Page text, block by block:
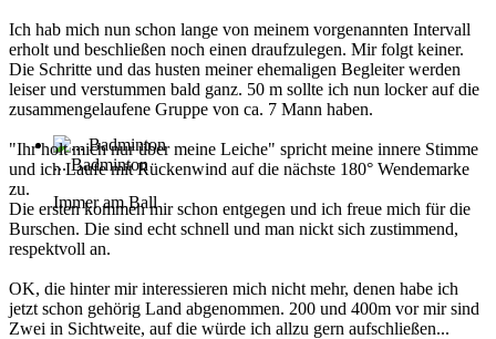
... Badminton
Immer am Ball
Ich hab mich nun schon lange von meinem vorgenannten Intervall
erholt und beschließen noch einen draufzulegen. Mir folgt keiner.
Die Schritte und das husten meiner ehemaligen Begleiter werden
leiser und verstummen bald ganz. 50 m sollte ich nun locker auf die
zusammengelaufene Gruppe von ca. 7 Mann haben.
"Ihr holt mich nur über meine Leiche" spricht meine innere Stimme
und ich Laufe mit Rückenwind auf die nächste 180° Wendemarke
zu.
Die ersten kommen mir schon entgegen und ich freue mich für die
Burschen. Die sind echt schnell und man nickt sich zustimmend,
respektvoll an.
OK, die hinter mir interessieren mich nicht mehr, denen habe ich
jetzt schon gehörig Land abgenommen. 200 und 400m vor mir sind
Zwei in Sichtweite, auf die würde ich allzu gern aufschließen...